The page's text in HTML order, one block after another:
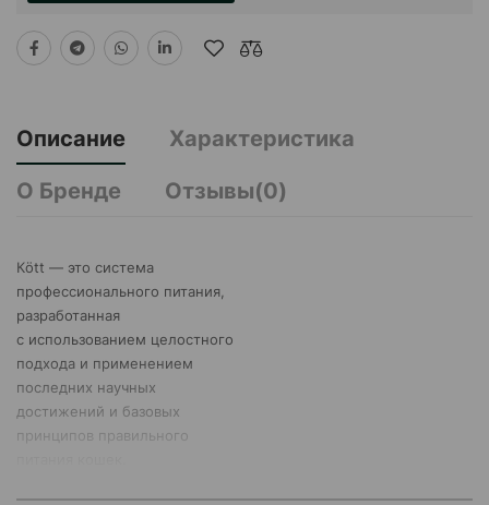
Описание
Характеристика
О Бренде
Отзывы(0)
Кött — это система
профессионального питания,
разработанная
с использованием целостного
подхода и применением
последних научных
достижений и базовых
принципов правильного